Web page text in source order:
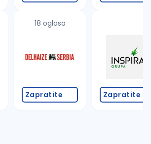
18 oglasa
Zapratite Zapratite